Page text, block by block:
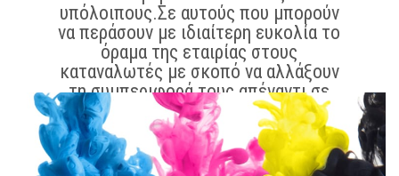
υπόλοιπους.Σε αυτούς που μπορούν
να περάσουν με ιδιαίτερη ευκολία το
όραμα της εταιρίας στους
καταναλωτές με σκοπό να αλλάξουν
τη συμπεριφορά τους απέναντι σε
ένα προϊόν